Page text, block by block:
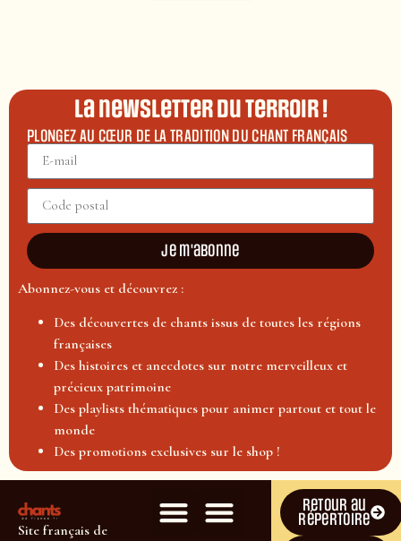
La newsletter du terroir !
PLONGEZ AU CŒUR DE LA TRADITION DU CHANT FRANÇAIS
Je m'abonne
Abonnez-vous et découvrez :
Des découvertes de chants issus de toutes les régions
françaises
Des histoires et anecdotes sur notre merveilleux et
précieux patrimoine
Des playlists thématiques pour animer partout et tout le
monde
Des promotions exclusives sur le shop !
Site français de
Retour au
répertoire